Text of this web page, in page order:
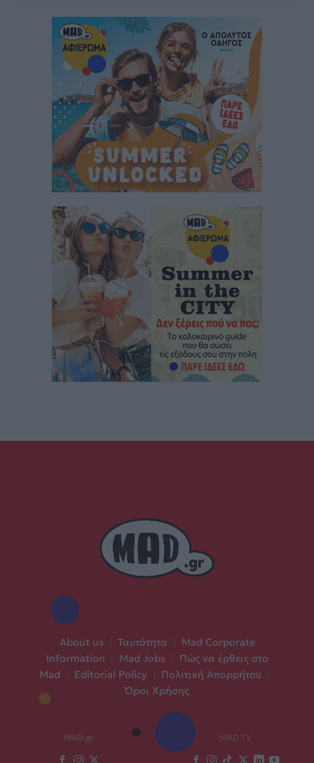
About us Ταυτότητα
Mad Corporate
Information
Mad Jobs
Πώς να έρθεις στο
Mad
Editorial Policy Πολιτική Απορρήτου
Όροι Χρήσης
MAD.gr MAD TV